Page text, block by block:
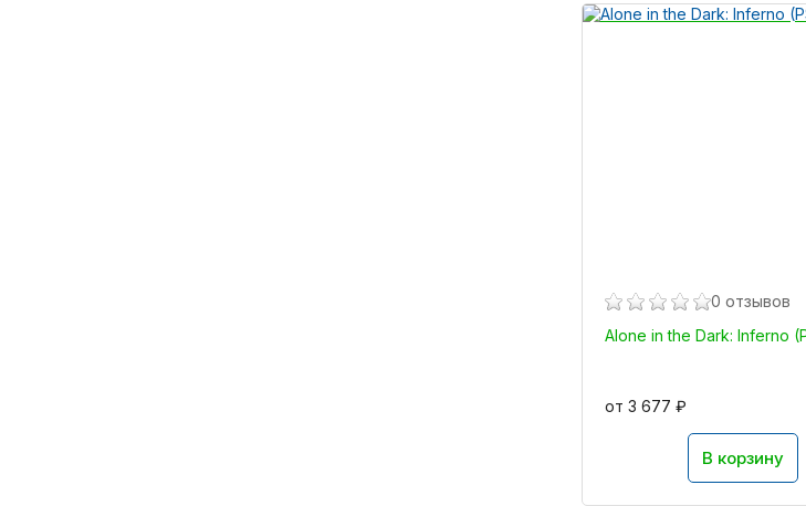
0 отзывов
Alone in the Dark: Inferno
от 3 677 ₽
В корзину